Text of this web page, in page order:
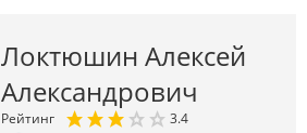
Локтюшин Алексей
Александрович
Рейтинг
3.4